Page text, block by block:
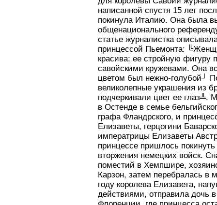
написанной спустя 15 лет
покинула Италию. Она была
общенационального
статье журналистка
принцессой Пьемонта:
красива; ее стройную фигуру
савойскими кружевами. Она
цветом был нежно-голубой┘
великолепные украшения из
подчеркивали цвет ее глаз╩.
в Остенде в семье
графа Фландрского, и
Елизаветы, герцогини
императрицы Елизаветы
принцессе пришлось
вторжения немецких войск.
поместий в Хемпшире,
Карзон, затем перебралась в
году королева Елизавета,
действиями, отправила дочь